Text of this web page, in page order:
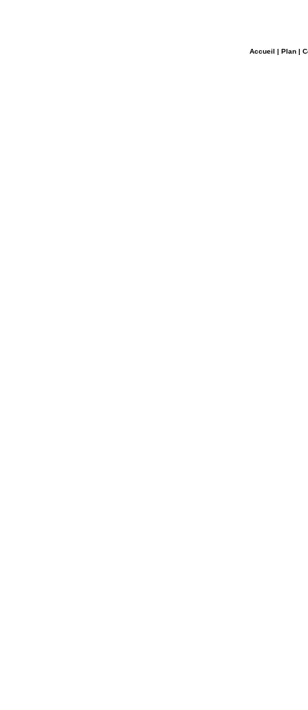
Accueil | Plan|